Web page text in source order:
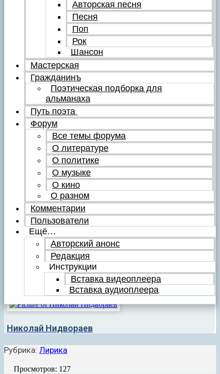
Авторская песня
Песня
Поп
Рок
Шансон
Мастерская
Гражданинъ
Поэтическая подборка для
альманаха
Путь поэта
Форум
Все темы форума
О литературе
О политике
О музыке
О кино
О разном
Комментарии
Пользователи
Ещё…
Авторский анонс
Редакция
Инструкции
Вставка видеоплеера
Вставка аудиоплеера
Николай Нидвораев
Рубрика: Лирика
Просмотров: 127